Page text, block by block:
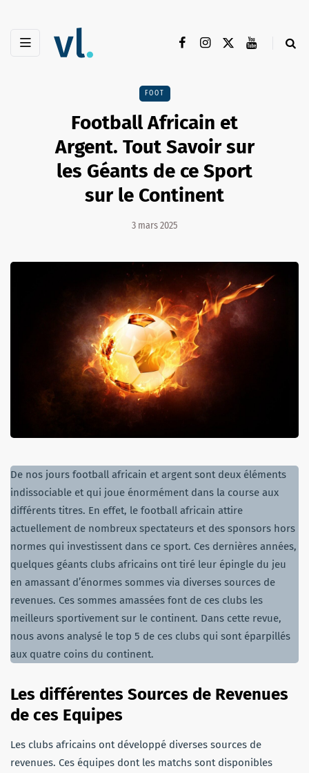
FOOT
Football Africain et
Argent. Tout Savoir sur
les Géants de ce Sport
sur le Continent
3 mars 2025
De nos jours football africain et argent sont deux éléments
indissociable et qui joue énormément dans la course aux
différents titres. En effet, le football africain attire
actuellement de nombreux spectateurs et des sponsors hors
normes qui investissent dans ce sport. Ces dernières années,
quelques géants clubs africains ont tiré leur épingle du jeu
en amassant d’énormes sommes via diverses sources de
revenues. Ces sommes amassées font de ces clubs les
meilleurs sportivement sur le continent. Dans cette revue,
nous avons analysé le top 5 de ces clubs qui sont éparpillés
aux quatre coins du continent.
Les différentes Sources de Revenues
de ces Equipes
Les clubs africains ont développé diverses sources de
revenues. Ces équipes dont les matchs sont disponibles